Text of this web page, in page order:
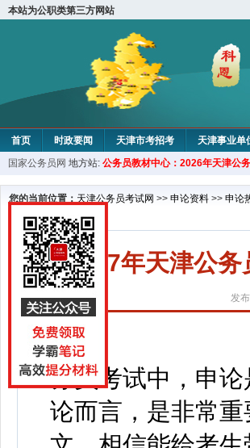
本站为公职类第三方网站
首页 时政要闻 天津市考招考 天津事业单
教材中心
国家公务员网 地方站: 公务员教材中心：2026年天津公
您的当前位置： 天津公务员考试网 >> 申论资料 >> 申论
2027年天津公务
发
务员考试中，申
论而言，是非常重